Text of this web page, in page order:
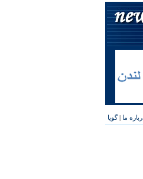
ما |گویا